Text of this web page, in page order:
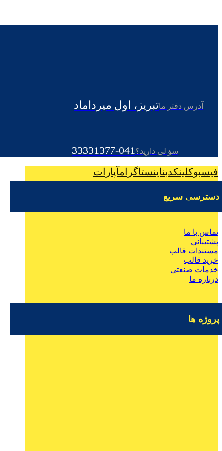
آدرس دفتر ماتبریز، اول میرداماد
سؤالی دارید؟041-33331377
فیسبوکلینکدیناینستاگرامآپارات
دسترسی سریع
تماس با ما
پشتیبانی
مستندات قالب
خرید قالب
خدمات صنعتی
درباره ما
پروژه ها